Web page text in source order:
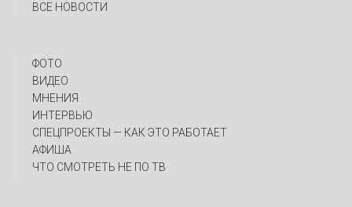
ВСЕ НОВОСТИ
ФОТО
ВИДЕО
МНЕНИЯ
ИНТЕРВЬЮ
CПЕЦПРОЕКТЫ — КАК ЭТО РАБОТАЕТ
АФИША
ЧТО СМОТРЕТЬ НЕ ПО ТВ